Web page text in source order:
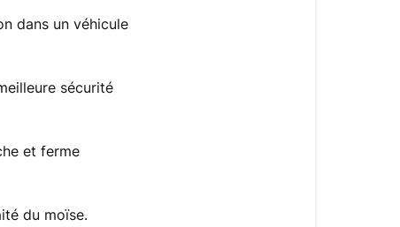
dans un véhicule
sécurité
et ferme
du moïse.